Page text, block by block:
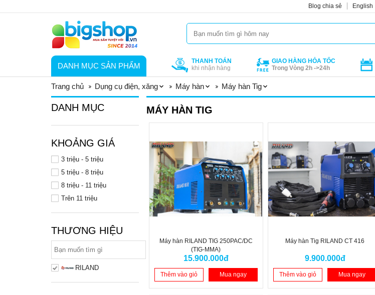
Blog chia sẻ English
DANH MỤC SẢN PHẨM
THANH TOÁN
khi nhận hàng
GIAO HÀNG HỎA TỐC
Trong Vòng 2h ->24h
Trang chủ
Dụng cụ điện, xăng Máy hàn Máy hàn Tig
DANH MỤC
KHOẢNG GIÁ
3 triệu - 5 triệu
5 triệu - 8 triệu
8 triệu - 11 triệu
Trên 11 triệu
THƯƠNG HIỆU
RILAND
MÁY HÀN TIG
Máy hàn RILAND TIG 250PAC/DC
(TIG-MMA)
15.900.000đ
Thêm vào giỏ Mua ngay
Máy hàn Tig RILAND CT 416
9.900.000đ
Thêm vào giỏ Mua ngay